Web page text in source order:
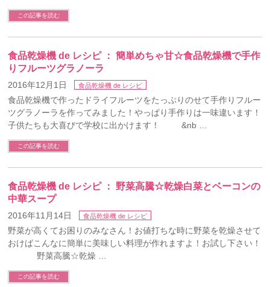
この記事を読む
食品乾燥機 de レシピ ： 簡単めちゃ甘☆食品乾燥機で手作
りフルーツグラノーラ
2016年12月1日 食品乾燥機 de レシピ
食品乾燥機で作ったドライフルーツをたっぷりのせて手作りフルー
ツグラノーラを作ってみました！やっぱり手作りは一味違います！
子供たちも大喜びで学校に出かけます！ &nb …
この記事を読む
食品乾燥機 de レシピ ： 野菜高騰☆乾燥白菜とベーコンの
中華スープ
2016年11月14日 食品乾燥機 de レシピ
野菜が高くてお困りのみなさん！お値打ちな時に野菜を乾燥させて
おけばこんなに簡単に美味しい料理が作れますよ！お試し下さい！
野菜高騰☆乾燥 …
この記事を読む